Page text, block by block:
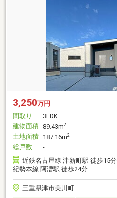
3,250万円
間取り
3LDK
建物面積 89.43m2
土地面積 187.16m2
総戸数
-
近鉄名古屋線 津新町駅 徒歩15分
紀勢本線 阿漕駅 徒歩24分
三重県津市美川町